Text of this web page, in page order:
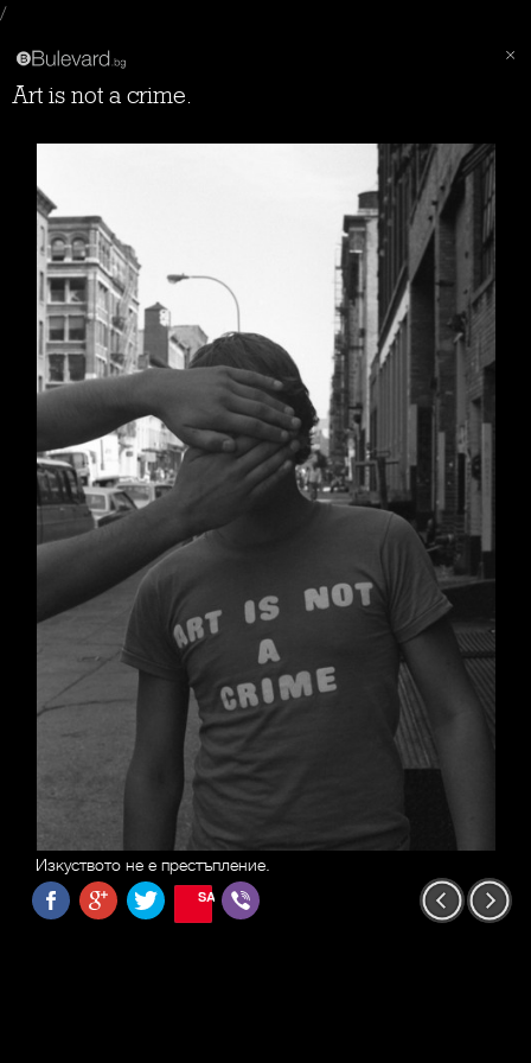
/
Art is not a crime.
Изкуството не е престъпление.
SAVE